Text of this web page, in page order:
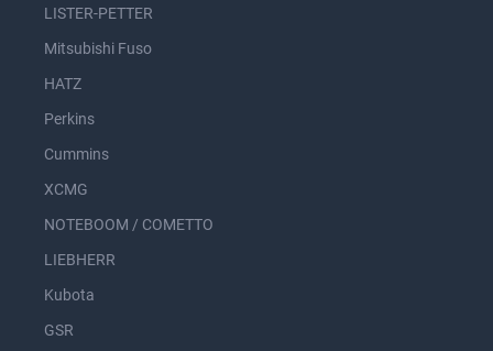
LISTER-PETTER
Mitsubishi Fuso
HATZ
Perkins
Cummins
XCMG
NOTEBOOM / COMETTO
LIEBHERR
Kubota
GSR